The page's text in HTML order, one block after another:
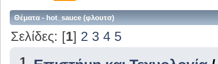
Θέματα - hot_sauce (φλουτσ)
Σελίδες: [1] 2 3 4 5